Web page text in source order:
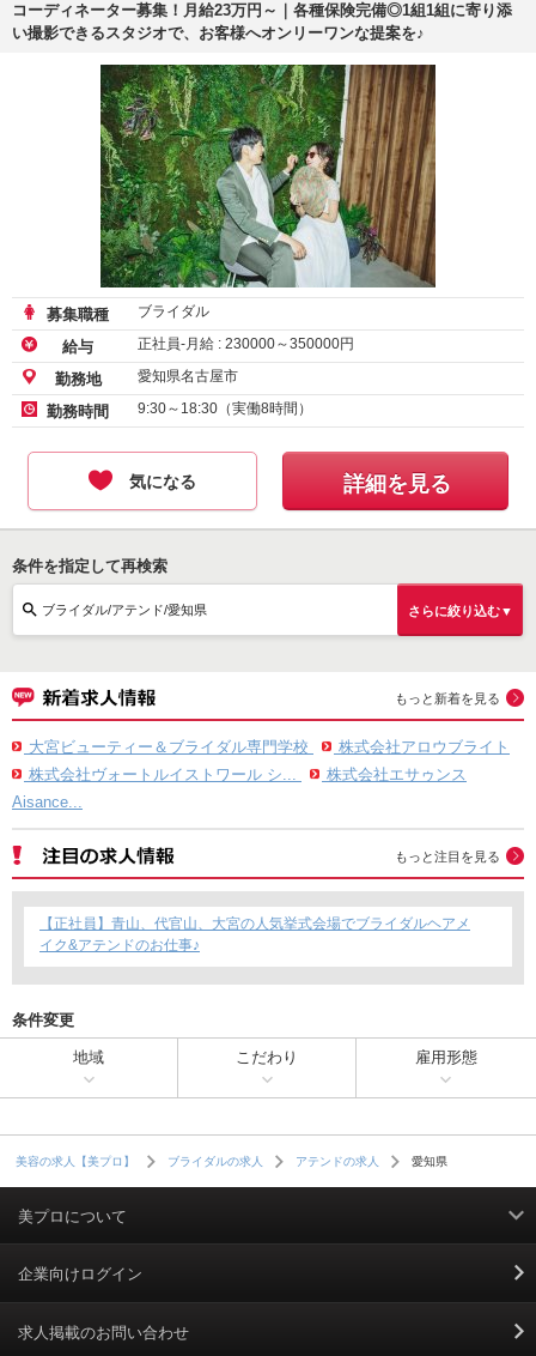
コーディネーター募集！月給23万円～｜各種保険完備◎1組1組に寄り添
い撮影できるスタジオで、お客様へオンリーワンな提案を♪
募集職種 ブライダル
給与 正社員-月給 : 230000～350000円
勤務地 愛知県名古屋市
勤務時間 9:30～18:30（実働8時間）
気になる 詳細を見る
条件を指定して再検索
ブライダル/アテンド/愛知県 さらに絞り込む▼
もっと新着を見る
大宮ビューティー＆ブライダル専門学校
株式会社アロウブライト
株式会社ヴォートルイストワール シ...
株式会社エサゥンス
Aisance...
もっと注目を見る
【正社員】青山、代官山、大宮の人気挙式会場でブライダルヘアメ
イク&アテンドのお仕事♪
条件変更
地域 こだわり 雇用形態
美容の求人【美プロ】 ブライダルの求人 アテンドの求人 愛知県
美プロについて
利用規約
掲載規約
企業向けログイン
求人掲載のお問い合わせ